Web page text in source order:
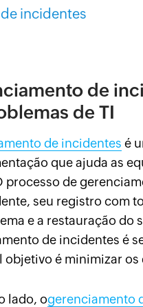
incidentes
de
de TI
de incidentes é
que ajuda as
processo de
seu registro com
e a restauração do
de incidentes é
objetivo é minimizar os
lado, ogerenciamento